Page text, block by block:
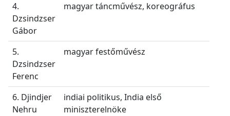
4.
Dzsindzser
Gábor
magyar táncművész, koreográfus
5.
Dzsindzser
Ferenc
magyar festőművész
6. Djindjer
Nehru
indiai politikus, India első
miniszterelnöke